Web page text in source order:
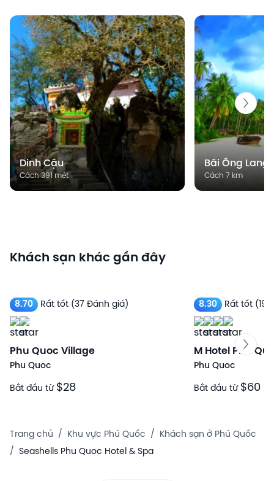
Dinh Cậu
Cách 391 mét
Bãi Ông Lang
Cách 7 km
Khách sạn khác gần đây
8.70 Rất tốt (37 Đánh giá)
Phu Quoc Village
Phu Quoc
Bắt đầu từ $28
8.30 Rất tốt
M Hotel Phu
Phu Quoc
Bắt đầu từ $60
Trang chủ / Khu vực Phú Quốc /
Khách sạn ở Phú Quốc
/
Seashells Phu Quoc Hotel & Spa